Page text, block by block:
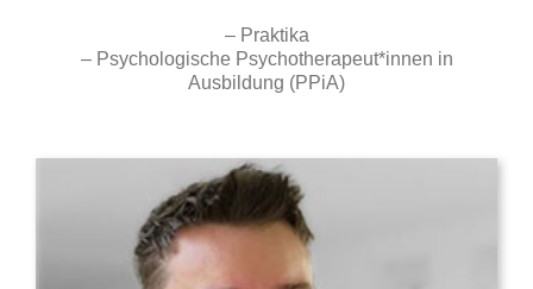
– Praktika
– Psychologische Psychotherapeut*innen in
Ausbildung (PPiA)